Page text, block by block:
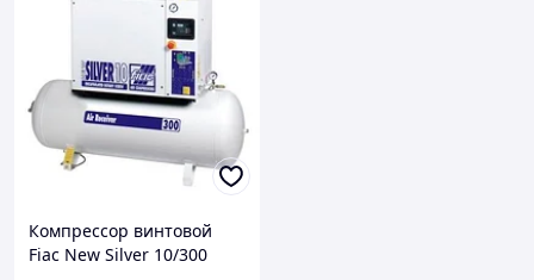
Компрессор винтовой
Fiac New Silver 10/300